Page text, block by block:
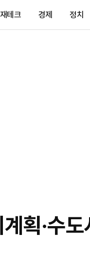
재테크 경제 정치
획·수